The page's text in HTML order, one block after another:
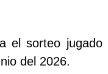
el sorteo jugado
del 2026.